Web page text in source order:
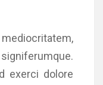
exerci dolore